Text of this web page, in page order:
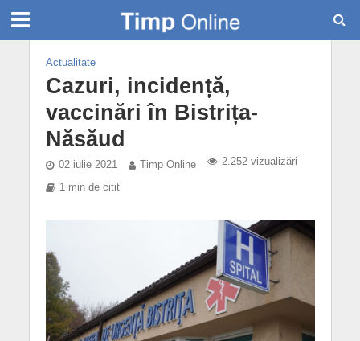
Actualitate
Cazuri, incidență,
vaccinări în Bistrița-
Năsăud
02 iulie 2021 Timp Online 2.252 vizualizări
1 min de citit